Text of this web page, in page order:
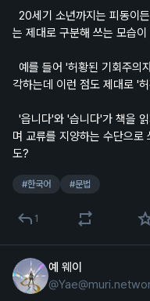
는 제대로 구분해 쓰는 모습이
각하는데 이런 점도 제대로 '
며 교류를 지양하는 수단으로
도?
#한국어 #문법
1
예 웨이
@